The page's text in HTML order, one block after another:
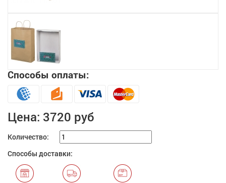
Способы оплаты:
Цена: 3720 руб
Количество:
Способы доставки: